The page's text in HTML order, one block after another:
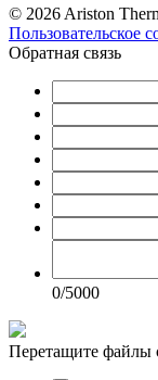
© 2026 Ariston
Пользовательское
Обратная связь
0/5000
Перетащите файлы